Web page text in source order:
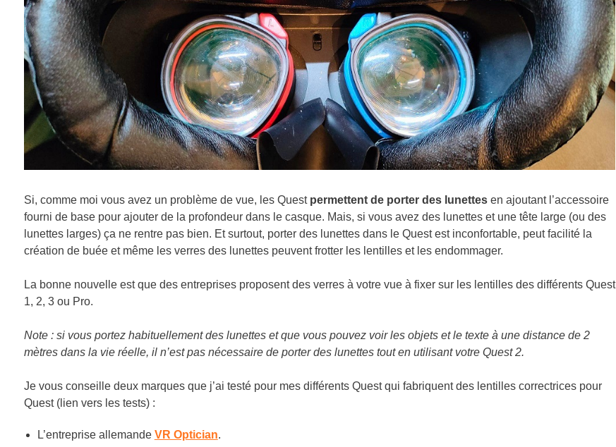
Si, comme moi vous avez un problème de vue, les Quest permettent de porter des lunettesen ajoutant l’accessoire
fourni de base pour ajouter de la profondeur dans le casque. Mais, si vous avez des lunettes et une tête large (ou des
lunettes larges) ça ne rentre pas bien. Et surtout, porter des lunettes dans le Quest est inconfortable, peut facilité la
création de buée et même les verres des lunettes peuvent frotter les lentilles et les endommager.
La bonne nouvelle est que des entreprises proposent des verres à votre vue à fixer sur les lentilles des différents Quest
1, 2, 3 ou Pro.
Note : si vous portez habituellement des lunettes et que vous pouvez voir les objets et le texte à une distance de 2
mètres dans la vie réelle, il n’est pas nécessaire de porter des lunettes tout en utilisant votre Quest 2.
Je vous conseille deux marques que j’ai testé pour mes différents Quest qui fabriquent des lentilles correctrices pour
Quest (lien vers les tests) :
L’entreprise allemande VR Optician.